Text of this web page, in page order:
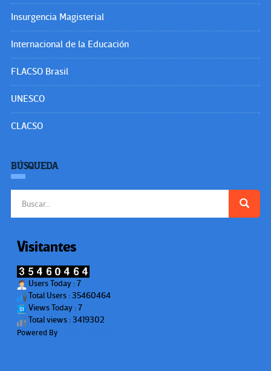
Insurgencia Magisterial
Internacional de la Educación
FLACSO Brasil
UNESCO
CLACSO
BÚSQUEDA
Visitantes
Users Today : 7
Total Users : 35460464
Views Today : 7
Total views : 3419302
Powered By